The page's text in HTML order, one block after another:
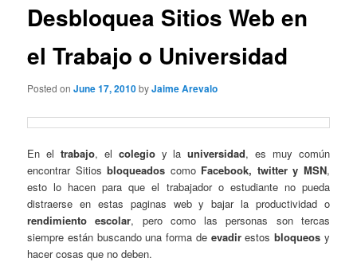
Desbloquea Sitios Web en
el Trabajo o Universidad
Posted onJune 17, 2010byJaime Arevalo
En el trabajo, el colegioy launiversidad, es muy común
encontrar Sitiosbloqueados comoFacebook, twitter y MSN,
esto lo hacen para que el trabajador o estudiante no pueda
distraerse en estas paginas web y bajar la productividad o
rendimiento escolar, pero como las personas son tercas
siempre están buscando una forma deevadirestosbloqueos y
hacer cosas que no deben.